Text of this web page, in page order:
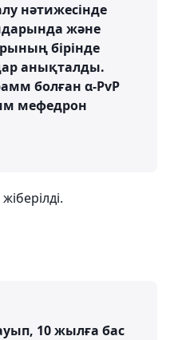
нәтижесінде
және
бірінде
анықталды.
болған α-PvP
мефедрон
10 жылға бас